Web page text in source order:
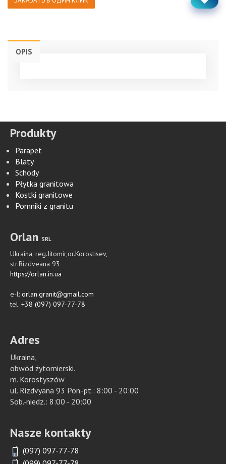
OPIS
Produkty
Parapet
Blaty
Schody
Płytka granitowa
Kostki granitowe
Pomniki z granitu
Orlan SRL
Ukraina, reg.Jitomir,or.Korostisev,
str.Rizdveana 93
https://orlan.in.ua
e-l: orlan.granit@gmail.com
tel. +38 (097) 097-77-78
Adres
Ukraina,
obwód żytomierski.
m. Korostyszów
ul. Rizdvyana 93 Pon.-pt.: 8:00 - 20:00
Sob.-niedz.: 8:00 - 20:00
Nasze kontakty
(097) 097-77-78